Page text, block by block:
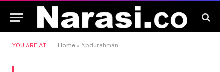
YOU ARE AT: Home » Abdurahman